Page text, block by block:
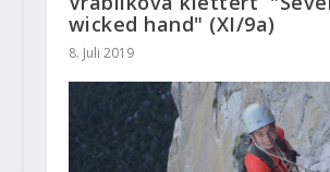
wicked hand" (XI/9a)
8. Juli 2019